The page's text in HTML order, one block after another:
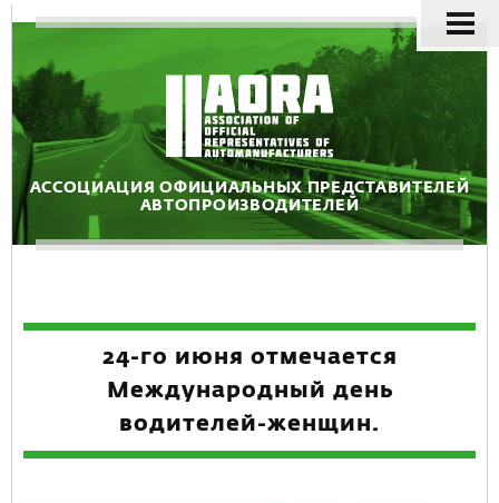
АССОЦИАЦИЯ ОФИЦИАЛЬНЫХ ПРЕДСТАВИТЕЛЕЙ
АВТОПРОИЗВОДИТЕЛЕЙ
24-го июня отмечается
Международный день
водителей-женщин.